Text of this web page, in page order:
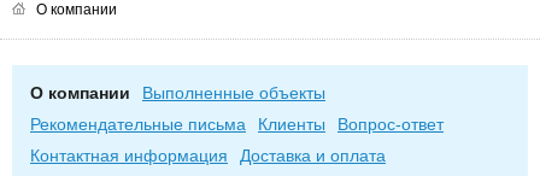
О компании
О компании
Выполненные объекты
Рекомендательные письма
Клиенты
Вопрос-ответ
Контактная информация
Доставка и оплата